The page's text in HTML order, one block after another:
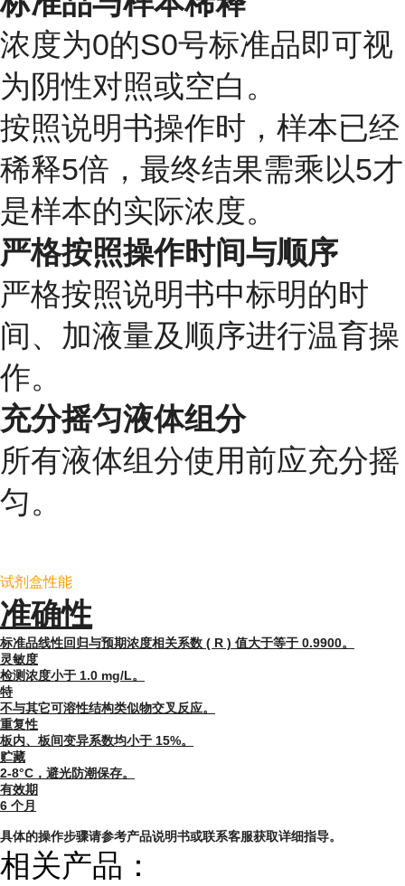
浓度为0的S0号标准品即可视
为阴性对照或空白。
按照说明书操作时，样本已经
稀释5倍，最终结果需乘以5才
是样本的实际浓度。
严格按照操作时间与顺序
严格按照说明书中标明的时
间、加液量及顺序进行温育操
作。
充分摇匀液体组分
所有液体组分使用前应充分摇
匀。
试剂盒性能
准确性
标准品线性回归与预期浓度相关系数 ( R ) 值大于等于 0.9900。
灵敏度
检测浓度小于 1.0 mg/L。
特
不与其它可溶性结构类似物交叉反应。
重复性
板内、板间变异系数均小于 15%。
贮藏
2-8°C，避光防潮保存。
有效期
6 个月
具体的操作步骤请参考产品说明书或联系客服获取详细指导。
相关产品：